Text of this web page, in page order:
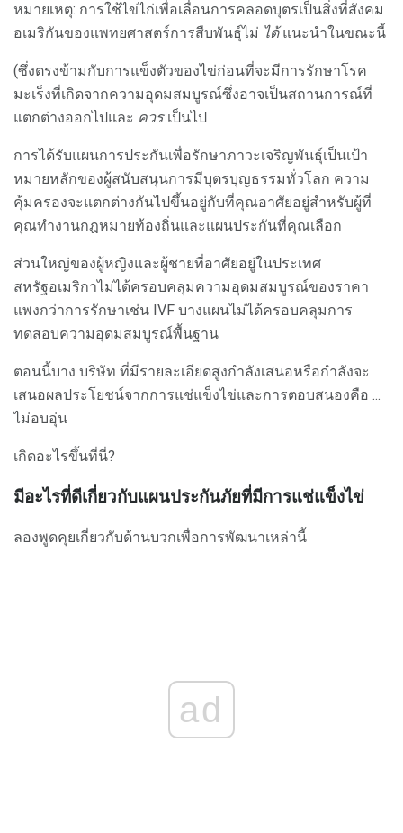
หมายเหตุ: การใช้ไข่ไก่เพื่อเลื่อนการคลอดบุตรเป็นสิ่งที่สังคม
อเมริกันของแพทยศาสตร์การสืบพันธุ์ไม่ ได้แนะนำในขณะนี้
(ซึ่งตรงข้ามกับการแข็งตัวของไข่ก่อนที่จะมีการรักษาโรค
มะเร็งที่เกิดจากความอุดมสมบูรณ์ซึ่งอาจเป็นสถานการณ์ที่
แตกต่างออกไปและ ควรเป็นไป
การได้รับแผนการประกันเพื่อรักษาภาวะเจริญพันธุ์เป็นเป้า
หมายหลักของผู้สนับสนุนการมีบุตรบุญธรรมทั่วโลก ความ
คุ้มครองจะแตกต่างกันไปขึ้นอยู่กับที่คุณอาศัยอยู่สำหรับผู้ที่
คุณทำงานกฎหมายท้องถิ่นและแผนประกันที่คุณเลือก
ส่วนใหญ่ของผู้หญิงและผู้ชายที่อาศัยอยู่ในประเทศ
สหรัฐอเมริกาไม่ได้ครอบคลุมความอุดมสมบูรณ์ของราคา
แพงกว่าการรักษาเช่น IVF บางแผนไม่ได้ครอบคลุมการ
ทดสอบความอุดมสมบูรณ์พื้นฐาน
ตอนนี้บาง บริษัท ที่มีรายละเอียดสูงกำลังเสนอหรือกำลังจะ
เสนอผลประโยชน์จากการแช่แข็งไข่และการตอบสนองคือ ...
ไม่อบอุ่น
เกิดอะไรขึ้นที่นี่?
มีอะไรที่ดีเกี่ยวกับแผนประกันภัยที่มีการแช่แข็งไข่
ลองพูดคุยเกี่ยวกับด้านบวกเพื่อการพัฒนาเหล่านี้
ad